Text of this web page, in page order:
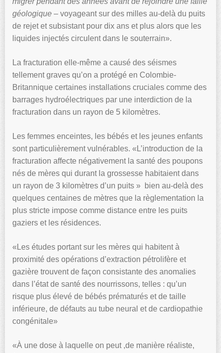
géologique – voyageant sur des milles au-delà du puits
de rejet et subsistant pour dix ans et plus alors que les
liquides injectés circulent dans le souterrain».
La fracturation elle-même a causé des séismes
tellement graves qu’on a protégé en Colombie-
Britannique certaines installations cruciales comme des
barrages hydroélectriques par une interdiction de la
fracturation dans un rayon de 5 kilomètres.
Les femmes enceintes, les bébés et les jeunes enfants
sont particulièrement vulnérables. «L’introduction de la
fracturation affecte négativement la santé des poupons
nés de mères qui durant la grossesse habitaient dans
un rayon de 3 kilomètres d’un puits » bien au-delà des
quelques centaines de mètres que la règlementation la
plus stricte impose comme distance entre les puits
gaziers et les résidences.
«Les études portant sur les mères qui habitent à
proximité des opérations d’extraction pétrolifère et
gazière trouvent de façon consistante des anomalies
dans l’état de santé des nourrissons, telles : qu’un
risque plus élevé de bébés prématurés et de taille
inférieure, de défauts au tube neural et de cardiopathie
congénitale»
«À une dose à laquelle on peut ,de manière réaliste,